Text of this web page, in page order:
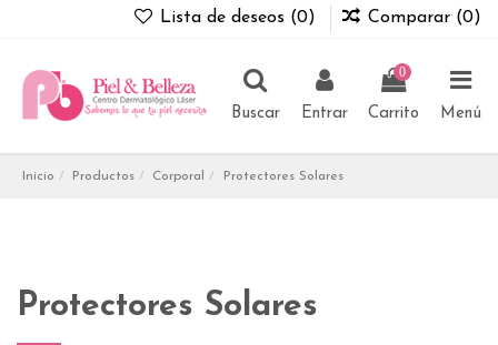
Lista de deseos (0) Comparar (0)
Buscar Entrar
0
Carrito Menú
Inicio Productos Corporal Protectores Solares
Protectores Solares